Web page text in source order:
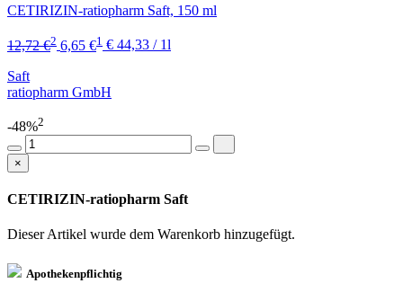
CETIRIZIN-ratiopharm Saft, 150 ml
12,72 €2 6,65 €1 € 44,33 / 1l
Saft
ratiopharm GmbH
-48%2
×
CETIRIZIN-ratiopharm Saft
Dieser Artikel wurde dem Warenkorb hinzugefügt.
Apothekenpflichtig